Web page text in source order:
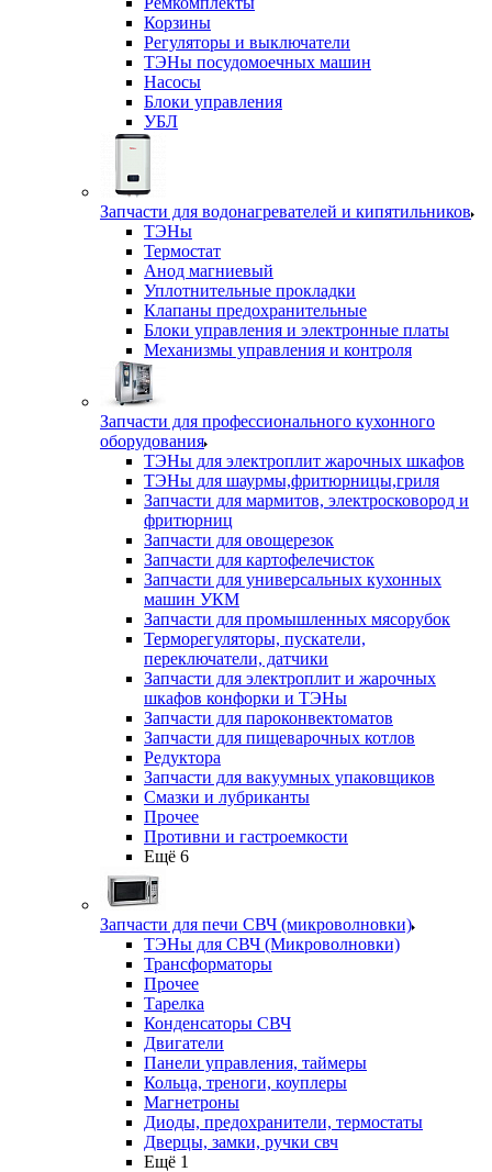
Корзины
Регуляторы и выключатели
ТЭНы посудомоечных машин
Насосы
Блоки управления
УБЛ
Запчасти для водонагревателей и кипятильников
ТЭНы
Термостат
Анод магниевый
Уплотнительные прокладки
Клапаны предохранительные
Блоки управления и электронные платы
Механизмы управления и контроля
Запчасти для профессионального кухонного
оборудования
ТЭНы для электроплит жарочных шкафов
ТЭНы для шаурмы,фритюрницы,гриля
Запчасти для мармитов, электросковород и
фритюрниц
Запчасти для овощерезок
Запчасти для картофелечисток
Запчасти для универсальных кухонных
машин УКМ
Запчасти для промышленных мясорубок
Терморегуляторы, пускатели,
переключатели, датчики
Запчасти для электроплит и жарочных
шкафов конфорки и ТЭНы
Запчасти для пароконвектоматов
Запчасти для пищеварочных котлов
Редуктора
Запчасти для вакуумных упаковщиков
Смазки и лубриканты
Прочее
Противни и гастроемкости
Ещё 6
Запчасти для печи СВЧ (микроволновки)
ТЭНы для СВЧ (Микроволновки)
Трансформаторы
Прочее
Тарелка
Конденсаторы СВЧ
Двигатели
Панели управления, таймеры
Кольца, треноги, коуплеры
Магнетроны
Диоды, предохранители, термостаты
Дверцы, замки, ручки свч
Ещё 1